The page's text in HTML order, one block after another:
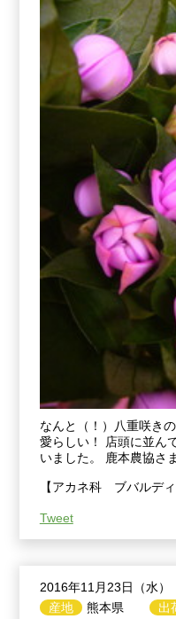
なんと（！）八重咲き
愛らしい！ 店頭に並ん
いました。 鹿本農協さ
【アカネ科 ブバルディ
Tweet
2016年11月23日（水）
産地
熊本県
出